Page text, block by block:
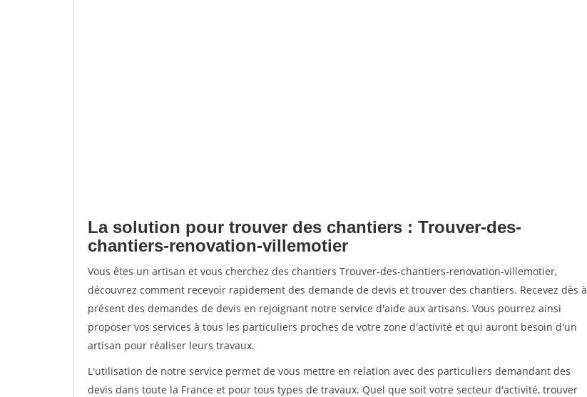
La solution pour trouver des chantiers : Trouver-des-
chantiers-renovation-villemotier
Vous êtes un artisan et vous cherchez des chantiers Trouver-des-chantiers-renovation-villemotier,
découvrez comment recevoir rapidement des demande de devis et trouver des chantiers. Recevez dès à
présent des demandes de devis en rejoignant notre service d'aide aux artisans. Vous pourrez ainsi
proposer vos services à tous les particuliers proches de votre zone d'activité et qui auront besoin d'un
artisan pour réaliser leurs travaux.
L'utilisation de notre service permet de vous mettre en relation avec des particuliers demandant des
devis dans toute la France et pour tous types de travaux. Quel que soit votre secteur d'activité, trouver